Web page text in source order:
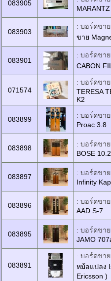
083905
083903
: บอร์ดขาย
ขาย
083901
: บอร์ดขาย
CABON
071574
: บอร์ดขา
TERESA
K2
083899
: บอร์ดขาย
Proac 3.8
083898
: บอร์ดขาย
BOSE
083897
: บอร์ดขาย
Infinity
083896
: บอร์ดขาย
AAD S-7
083895
: บอร์ดขาย
JAMO
083891
: บอร์ดขาย
หม้อแปลง
Ericsson )